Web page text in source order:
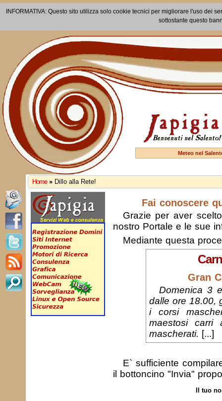
INFORMATIVA: Questo sito utilizza solo cookie tecnici per migliorare l'uso dei
sottostante questo
Meteo nel
Home » Dillo alla Rete!
Fai conoscere
Grazie per aver
nostro Portale e le sue
Mediante questa
Gran
Domenica 3
dalle ore 18.00,
i corsi
maestosi carri
mascherati. [...]
E` sufficiente
il bottoncino "Invia"
Il tuo